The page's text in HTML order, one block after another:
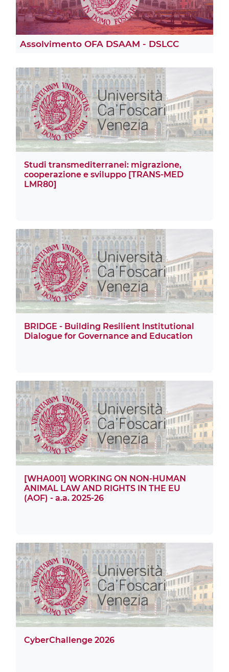
Assolvimento OFA DSAAM - DSLCC
Studi transmediterranei: migrazione,
cooperazione e sviluppo [TRANS-MED
LMR80]
BRIDGE - Building Resilient Institutional
Dialogue for Governance and Education
[WHA001] WORKING ON NON-HUMAN
ANIMAL LAW AND RIGHTS IN THE EU
(AOF) - a.a. 2025-26
CyberChallenge 2026